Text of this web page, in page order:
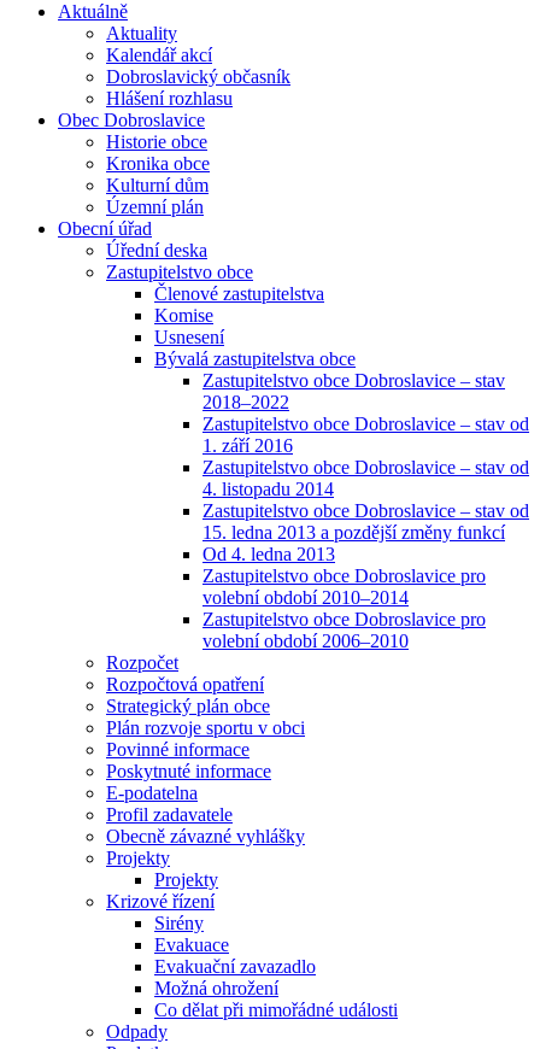
Aktuálně
Aktuality
Kalendář akcí
Dobroslavický občasník
Hlášení rozhlasu
Obec Dobroslavice
Historie obce
Kronika obce
Kulturní dům
Územní plán
Obecní úřad
Úřední deska
Zastupitelstvo obce
Členové zastupitelstva
Komise
Usnesení
Bývalá zastupitelstva obce
Zastupitelstvo obce Dobroslavice – stav
2018–2022
Zastupitelstvo obce Dobroslavice – stav od
1. září 2016
Zastupitelstvo obce Dobroslavice – stav od
4. listopadu 2014
Zastupitelstvo obce Dobroslavice – stav od
15. ledna 2013 a pozdější změny funkcí
Od 4. ledna 2013
Zastupitelstvo obce Dobroslavice pro
volební období 2010–2014
Zastupitelstvo obce Dobroslavice pro
volební období 2006–2010
Rozpočet
Rozpočtová opatření
Strategický plán obce
Plán rozvoje sportu v obci
Povinné informace
Poskytnuté informace
E-podatelna
Profil zadavatele
Obecně závazné vyhlášky
Projekty
Projekty
Krizové řízení
Sirény
Evakuace
Evakuační zavazadlo
Možná ohrožení
Co dělat při mimořádné události
Odpady